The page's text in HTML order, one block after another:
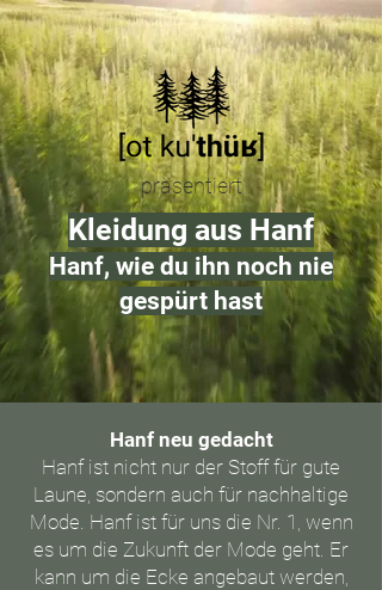
präsentiert
Kleidung aus Hanf
Hanf, wie du ihn noch nie
gespürt hast
Hanf neu gedacht
Hanf ist nicht nur der Stoff für gute
Laune, sondern auch für nachhaltige
Mode. Hanf ist für uns die Nr. 1, wenn
es um die Zukunft der Mode geht. Er
kann um die Ecke angebaut werden,